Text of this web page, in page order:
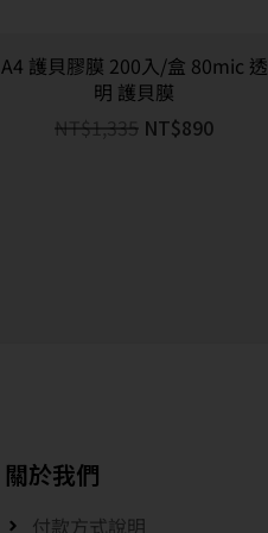
A4 護貝膠膜 200入/盒 80mic 透
明 護貝膜
NT$ 1,335 NT$890
關於我們
付款方式說明